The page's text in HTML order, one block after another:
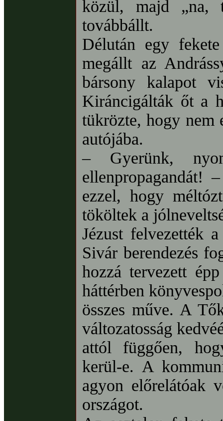
közül, majd „na,
továbbállt.
Délután egy
megállt az
bársony kalapot
Kiráncigálták őt a
tükrözte, hogy nem
autójába.
– Gyerünk,
ellenpropagandát!
ezzel, hogy
tököltek a
Jézust felvezették
Sivár berendezés
hozzá tervezett
háttérben
összes műve. A
változatosság
attól függően,
kerül-e. A
agyon előrelátóak
országot.